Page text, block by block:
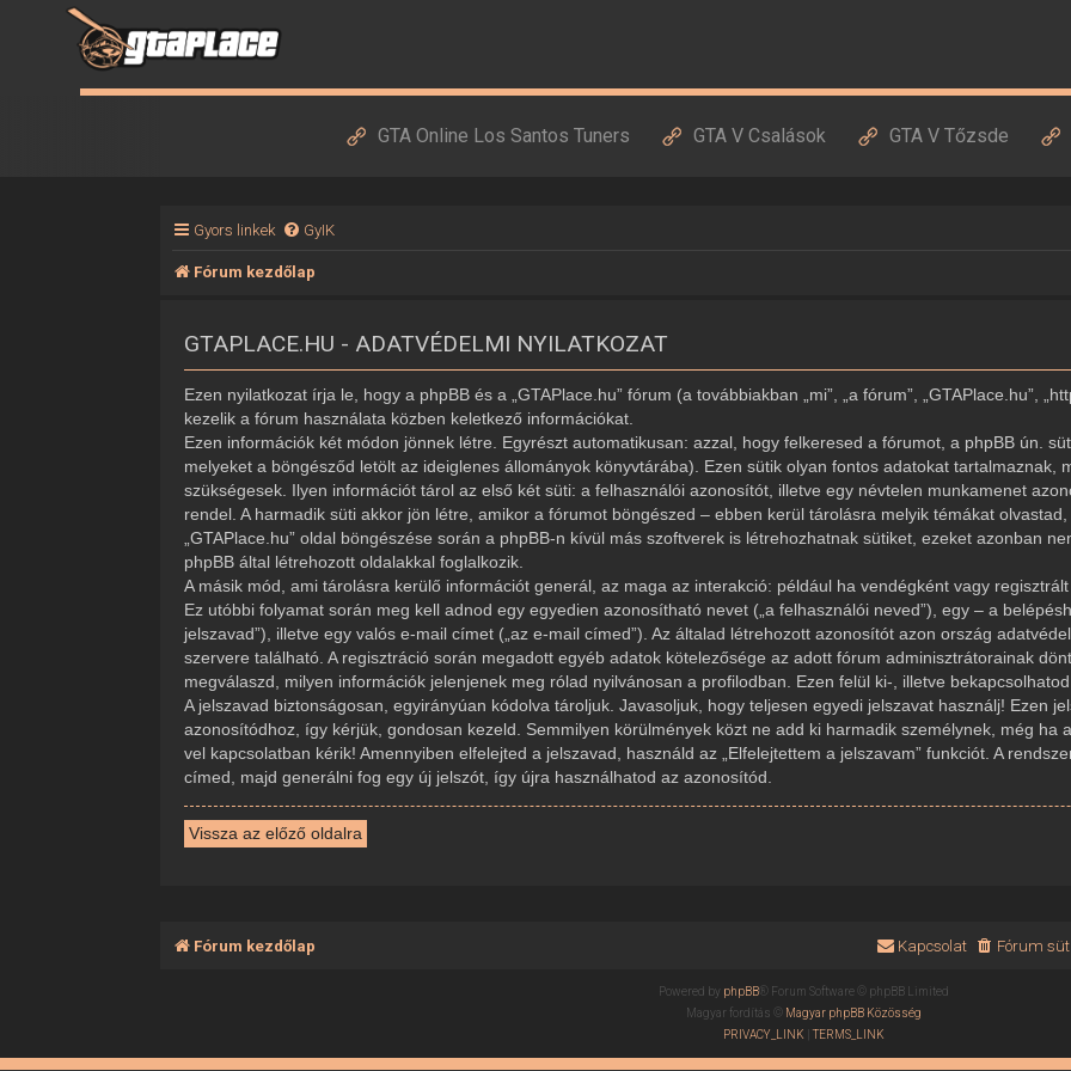
GTA Online Los Santos Tuners GTA V Csalások GTA V Tőzsde
Gyors linkek GyIK
Fórum kezdőlap
GTAPLACE.HU - ADATVÉDELMI NYILATKOZAT
Ezen nyilatkozat írja le, hogy a phpBB és a „GTAPlace.hu” fórum (a továbbiakban „mi”, „a fórum”, „GTAPlace.hu”,
kezelik a fórum használata közben keletkező információkat.
Ezen információk két módon jönnek létre. Egyrészt automatikusan: azzal, hogy felkeresed a fórumot, a phpBB ún.
melyeket a böngésződ letölt az ideiglenes állományok könyvtárába). Ezen sütik olyan fontos adatokat tartalmaznak,
szükségesek. Ilyen információt tárol az első két süti: a felhasználói azonosítót, illetve egy névtelen munkamenet
rendel. A harmadik süti akkor jön létre, amikor a fórumot böngészed – ebben kerül tárolásra melyik témákat
„GTAPlace.hu” oldal böngészése során a phpBB-n kívül más szoftverek is létrehozhatnak sütiket, ezeket azonban
phpBB által létrehozott oldalakkal foglalkozik.
A másik mód, ami tárolásra kerülő információt generál, az maga az interakció: például ha vendégként vagy
Ez utóbbi folyamat során meg kell adnod egy egyedien azonosítható nevet („a felhasználói neved”), egy – a
jelszavad”), illetve egy valós e-mail címet („az e-mail címed”). Az általad létrehozott azonosítót azon ország
szervere található. A regisztráció során megadott egyéb adatok kötelezősége az adott fórum adminisztrátorainak
megválaszd, milyen információk jelenjenek meg rólad nyilvánosan a profilodban. Ezen felül ki-, illetve
A jelszavad biztonságosan, egyirányúan kódolva tároljuk. Javasoljuk, hogy teljesen egyedi jelszavat használj! Ezen
azonosítódhoz, így kérjük, gondosan kezeld. Semmilyen körülmények közt ne add ki harmadik személynek, még ha
vel kapcsolatban kérik! Amennyiben elfelejted a jelszavad, használd az „Elfelejtettem a jelszavam” funkciót. A
címed, majd generálni fog egy új jelszót, így újra használhatod az azonosítód.
Vissza az előző oldalra
Fórum kezdőlap Fórum
Kapcsolat
Powered by phpBB® Forum Software © phpBB Limited
Magyar fordítás © Magyar phpBB Közösség
PRIVACY_LINK |TERMS_LINK